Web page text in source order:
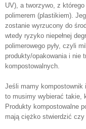
UV), a tworzywo, z
polimerem (plastikiem).
zostanie wyrzucony do
wtedy ryzyko niepełnej
polimerowego pyły, czyli
produkty/opakowania i nie
kompostowalnych.
Jeśli mamy kompostownik
to musimy wybierać takie,
Produkty kompostowalne
mają ciężko stwierdzić